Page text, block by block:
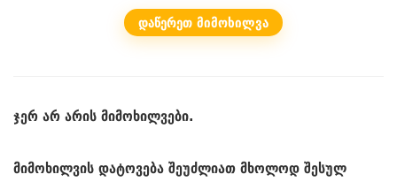
ᲓᲐᲬᲔᲠᲔᲗ ᲛᲘᲛᲝᲮᲘᲚᲕᲐ
ჯერ არ არის მიმოხილვები.
მიმოხილვის დატოვება შეუძლიათ მხოლოდ შესულ